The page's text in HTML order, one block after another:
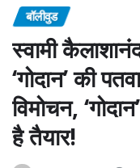
बॉलीवुड
स्वामी
‘गोदान’ की
विमोचन,
है तैयार!